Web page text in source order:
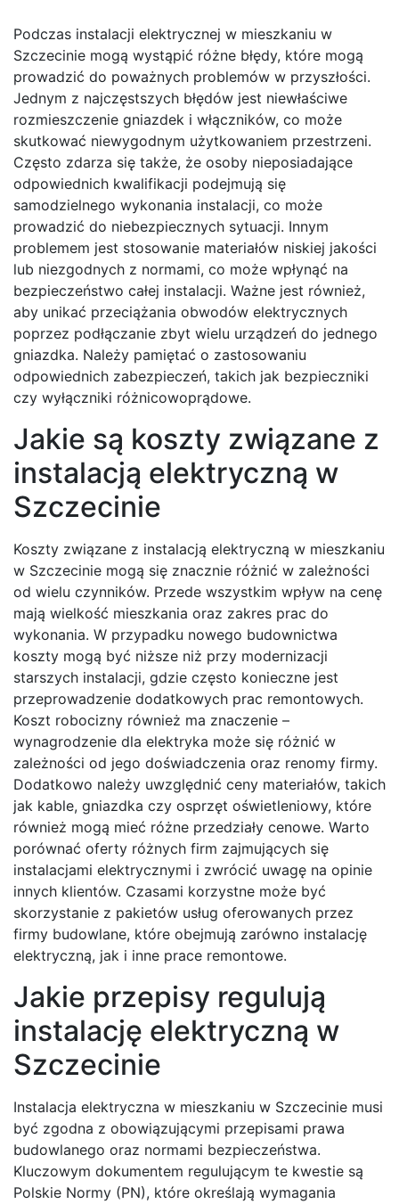
Podczas instalacji elektrycznej w mieszkaniu w
Szczecinie mogą wystąpić różne błędy, które mogą
prowadzić do poważnych problemów w przyszłości.
Jednym z najczęstszych błędów jest niewłaściwe
rozmieszczenie gniazdek i włączników, co może
skutkować niewygodnym użytkowaniem przestrzeni.
Często zdarza się także, że osoby nieposiadające
odpowiednich kwalifikacji podejmują się
samodzielnego wykonania instalacji, co może
prowadzić do niebezpiecznych sytuacji. Innym
problemem jest stosowanie materiałów niskiej jakości
lub niezgodnych z normami, co może wpłynąć na
bezpieczeństwo całej instalacji. Ważne jest również,
aby unikać przeciążania obwodów elektrycznych
poprzez podłączanie zbyt wielu urządzeń do jednego
gniazdka. Należy pamiętać o zastosowaniu
odpowiednich zabezpieczeń, takich jak bezpieczniki
czy wyłączniki różnicowoprądowe.
Jakie są koszty związane z
instalacją elektryczną w
Szczecinie
Koszty związane z instalacją elektryczną w mieszkaniu
w Szczecinie mogą się znacznie różnić w zależności
od wielu czynników. Przede wszystkim wpływ na cenę
mają wielkość mieszkania oraz zakres prac do
wykonania. W przypadku nowego budownictwa
koszty mogą być niższe niż przy modernizacji
starszych instalacji, gdzie często konieczne jest
przeprowadzenie dodatkowych prac remontowych.
Koszt robocizny również ma znaczenie –
wynagrodzenie dla elektryka może się różnić w
zależności od jego doświadczenia oraz renomy firmy.
Dodatkowo należy uwzględnić ceny materiałów, takich
jak kable, gniazdka czy osprzęt oświetleniowy, które
również mogą mieć różne przedziały cenowe. Warto
porównać oferty różnych firm zajmujących się
instalacjami elektrycznymi i zwrócić uwagę na opinie
innych klientów. Czasami korzystne może być
skorzystanie z pakietów usług oferowanych przez
firmy budowlane, które obejmują zarówno instalację
elektryczną, jak i inne prace remontowe.
Jakie przepisy regulują
instalację elektryczną w
Szczecinie
Instalacja elektryczna w mieszkaniu w Szczecinie musi
być zgodna z obowiązującymi przepisami prawa
budowlanego oraz normami bezpieczeństwa.
Kluczowym dokumentem regulującym te kwestie są
Polskie Normy (PN), które określają wymagania